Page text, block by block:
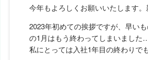
今年もよろしくお願いいたします。
2023年初めての挨拶ですが、早い
の1月はもう終わってしまいました
私にとっては入社1年目の終わりで